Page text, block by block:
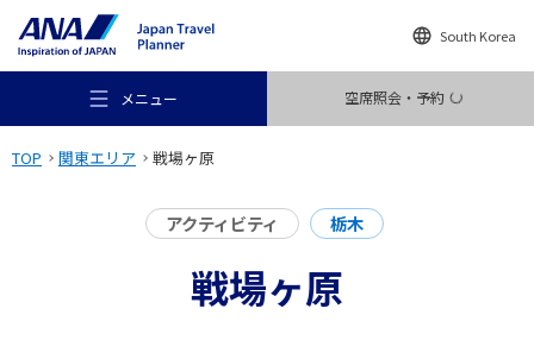
South Korea
メニュー 空席照会・予約
TOP 関東エリア 戦場ヶ原
アクティビティ 栃木
戦場ヶ原